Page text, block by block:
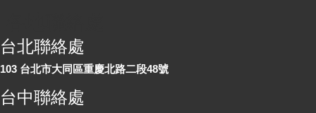
台北聯絡處
103 台北市大同區重慶北路二段48號
台中聯絡處